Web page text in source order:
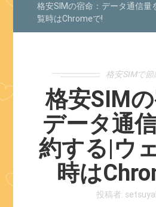
格安SIMの宿命：データ通信量
覧時はChromeで!
格安SIMで節
格安SIMの
データ通
約する|ウ
時は
投稿者: